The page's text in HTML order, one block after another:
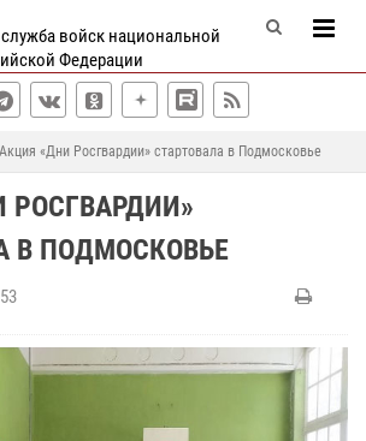
войск национальной
Федерации
Акция «Дни Росгвардии» стартовала в Подмосковье
РОСГВАРДИИ»
В ПОДМОСКОВЬЕ